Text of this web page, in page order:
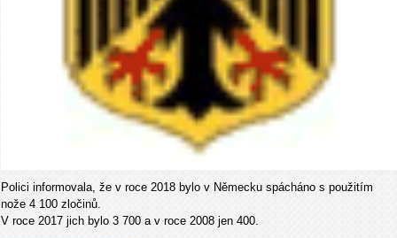
Polici informovala, že v roce 2018 bylo v Německu spácháno s použitím
nože 4 100 zločinů.
V roce 2017 jich bylo 3 700 a v roce 2008 jen 400.